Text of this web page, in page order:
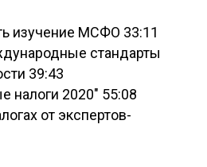
изучение МСФО 33:11
стандарты
39:43
налоги 2020" 55:08
от экспертов-